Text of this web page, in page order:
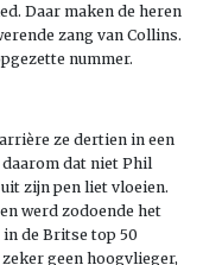
Daar maken de heren
zang van Collins.
nummer.
ze dertien in een
dat niet Phil
zijn pen liet vloeien.
werd zodoende het
in de Britse top 50
geen hoogvlieger,